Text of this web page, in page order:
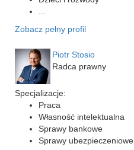
Zobacz pełny profil
Piotr Stosio
Radca prawny
Specjalizacje:
Praca
Własność intelektualna
Sprawy bankowe
Sprawy ubezpieczeniowe